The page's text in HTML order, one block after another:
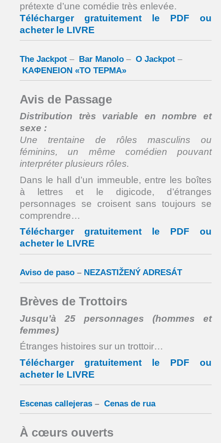
prétexte d’une comédie très enlevée.
Télécharger gratuitement le PDF ou
acheter le LIVRE
The Jackpot – Bar Manolo – O Jackpot –
ΚΑΦΕΝΕΙΟΝ «ΤΟ ΤΕΡΜΑ»
Avis de Passage
Distribution très variable en nombre et
sexe :
Une trentaine de rôles masculins ou
féminins, un même comédien pouvant
interpréter plusieurs rôles.
Dans le hall d’un immeuble, entre les boîtes
à lettres et le digicode, d’étranges
personnages se croisent sans toujours se
comprendre…
Télécharger gratuitement le PDF ou
acheter le LIVRE
Aviso de paso – NEZASTIŽENÝ ADRESÁT
Brèves de Trottoirs
Jusqu’à 25 personnages (hommes et
femmes)
Étranges histoires sur un trottoir…
Télécharger gratuitement le PDF ou
acheter le LIVRE
Escenas callejeras – Cenas de rua
À cœurs ouverts